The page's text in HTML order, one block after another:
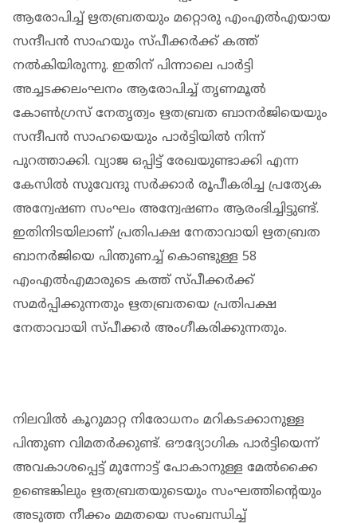
ആരോപിച്ച് ഋതബ്രതയും മറ്റൊരു എംഎൽഎയായ
സന്ദീപൻ സാഹയും സ്പീക്കർക്ക് കത്ത്
നൽകിയിരുന്നു. ഇതിന് പിന്നാലെ പാർട്ടി
അച്ചടക്കലംഘനം ആരോപിച്ച് തൃണമൂൽ
കോൺഗ്രസ് നേതൃത്വം ഋതബ്രത ബാനർജിയെയും
സന്ദീപൻ സാഹയെയും പാർട്ടിയിൽ നിന്ന്
പുറത്താക്കി. വ്യാജ ഒപ്പിട്ട് രേഖയുണ്ടാക്കി എന്ന
കേസിൽ സുവേന്ദു സർക്കാർ രൂപീകരിച്ച പ്രത്യേക
അന്വേഷണ സംഘം അന്വേഷണം ആരംഭിച്ചിട്ടുണ്ട്.
ഇതിനിടയിലാണ് പ്രതിപക്ഷ നേതാവായി ഋതബ്രത
ബാനർജിയെ പിന്തുണച്ച് കൊണ്ടുള്ള 58
എംഎൽഎമാരുടെ കത്ത് സ്പീക്കർക്ക്
സമർപ്പിക്കുന്നതും ഋതബ്രതയെ പ്രതിപക്ഷ
നേതാവായി സ്പീക്കർ അം​ഗീകരിക്കുന്നതും.
നിലവിൽ കൂറുമാറ്റ നിരോധനം മറികടക്കാനുള്ള
പിന്തുണ വിമതർക്കുണ്ട്. ഔദ്യോ​ഗിക പാർട്ടിയെന്ന്
അവകാശപ്പെട്ട് മുന്നോട്ട് പോകാനുള്ള മേൽക്കൈ
ഉണ്ടെങ്കിലും ഋതബ്രതയുടെയും സംഘത്തിൻ്റെയും
അടുത്ത നീക്കം മമതയെ സംബന്ധിച്ച്